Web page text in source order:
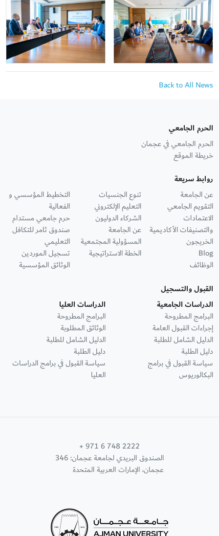
Back to All News
الحرم الجامعي
الحرم الجامعي في عجمان
خريطة الموقع
روابط سريعة
عن الجامعة
التقويم الجامعي
الاعتمادات
والتصنيفات الأكاديمية
الخريجون
Blog
الوظائف
تنوع الجنسيات
التعليم الإلكتروني
الشركاء الدوليون
عن الجامعة
المسؤولية المجتمعية
الخطة الاستراتيجية
التخطيط المؤسسي و
الفعالية
حرم جامعي مستدام
صندوق ثامر للتكافل
التعليمي
تسجيل الموردين
الوثائق المؤسسية
القبول والتسجيل
الدراسات الجامعية
البرامج المطروحة
إجراءات القبول العامة
الدليل الشامل للطلبة
دليل الطلبة
سياسة القبول في برامج
البكالوريوس
الدراسات العليا
البرامج المطروحة
الوثائق المطلوبة
الدليل الشامل للطلبة
دليل الطلبة
سياسة القبول في برامج الدراسات
العليا
+ 971 6 748 2222
الصندوق البريدي لجامعة عجمان: 346
عجمان، الإمارات العربية المتحدة